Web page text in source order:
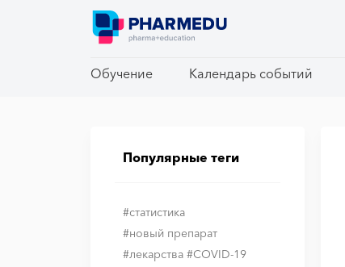
Обучение Календарь событий
Обучение Календарь событий
Популярные теги
#статистика
#новый препарат
#лекарства #COVID-19